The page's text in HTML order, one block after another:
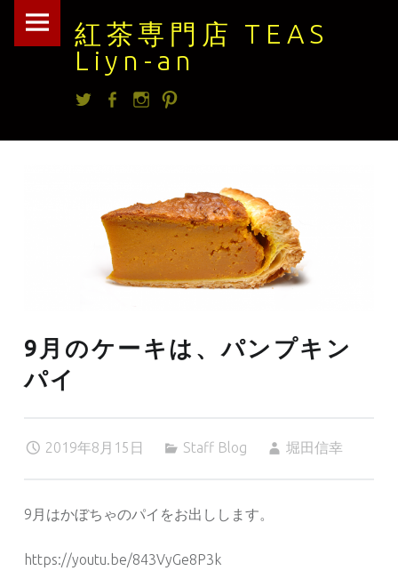
紅茶専門店 TEAS
Liyn-an
紅
Skip
Twitterfacebook
Instagram
9月のケーキは、パンプキン
パイ
2019年8月15日 Staff Blog 堀田信幸
9月はかぼちゃのパイをお出しします。
https://youtu.be/843VyGe8P3k